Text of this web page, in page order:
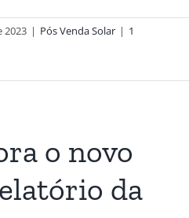
2023 | Pós Venda Solar | 1
o novo
da